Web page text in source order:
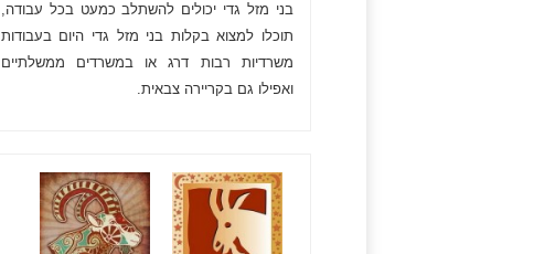
בני מזל גדי יכולים להשתלב כמעט בכל עבודה,
תוכלו למצוא בקלות בני מזל גדי היום בעבודות
משרדיות רבות דרג או במשרדים ממשלתיים
ואפילו גם בקריירה צבאית.